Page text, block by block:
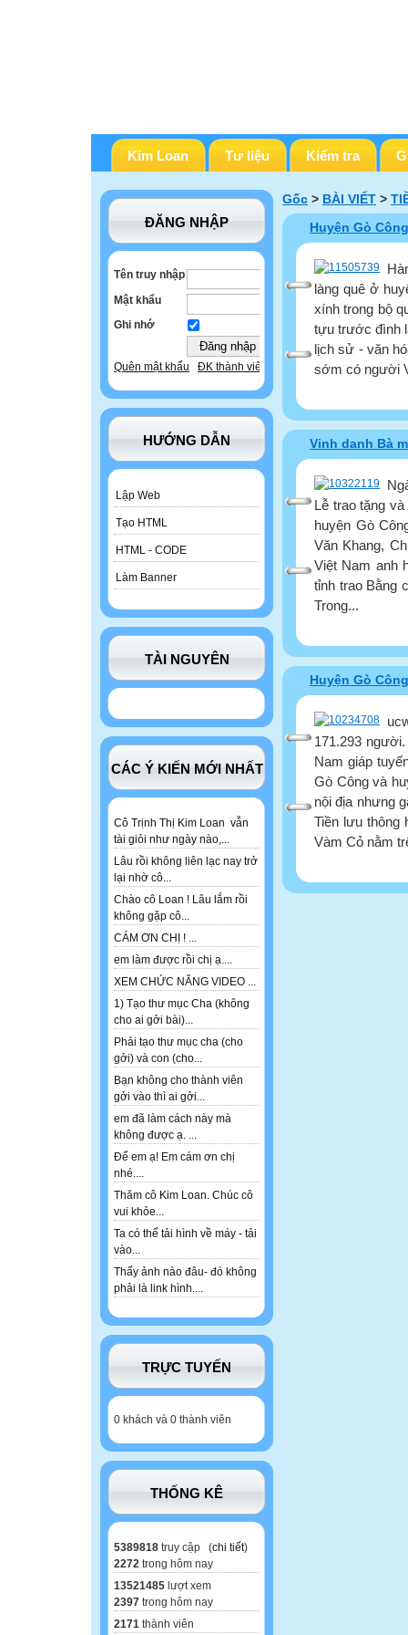
Kim Loan Tư liệu Kiểm tra
ĐĂNG NHẬP
Tên truy nhập
Mật khẩu
Ghi nhớ
Quên mật khẩu ĐK thành viên
HƯỚNG DẪN
Lập Web
Tạo HTML
HTML - CODE
Làm Banner
TÀI NGUYÊN
CÁC Ý KIẾN MỚI NHẤT
Cô Trịnh Thị Kim Loan vẫn
tài giỏi như ngày nào,...
Lâu rồi không liên lạc nay trở
lại nhờ cô...
Chào cô Loan ! Lâu lắm rồi
không gặp cô...
CÁM ƠN CHỊ ! ...
em làm được rồi chị ạ....
XEM CHỨC NĂNG VIDEO ...
1) Tạo thư mục Cha (không
cho ai gởi bài)...
Phải tạo thư mục cha (cho
gởi) và con (cho...
Bạn không cho thành viên
gởi vào thì ai gởi...
em đã làm cách này mà
không được ạ. ...
Để em ạ! Em cám ơn chị
nhé....
Thăm cô Kim Loan. Chúc cô
vui khỏe...
Ta có thể tải hình về máy - tải
vào...
Thấy ảnh nào đâu- đó không
phải là link hình....
TRỰC TUYẾN
0 khách và 0 thành viên
THỐNG KÊ
5389818 truy cập (chi tiết)
2272 trong hôm nay
13521485 lượt xem
2397 trong hôm nay
2171 thành viên
Gốc > BÀI VIẾT >
Huyện Gò
làng quê ở
xính trong bộ
tựu trước đình
lịch sử - văn
sớm có người
Vinh danh Bà
Lễ trao tặng
huyện Gò
Văn Khang,
Việt Nam anh
tỉnh trao Bằng
Trong...
Huyện Gò
171.293
Nam giáp
Gò Công và
nội địa nhưng
Tiền lưu thông
Vàm Cỏ nằm